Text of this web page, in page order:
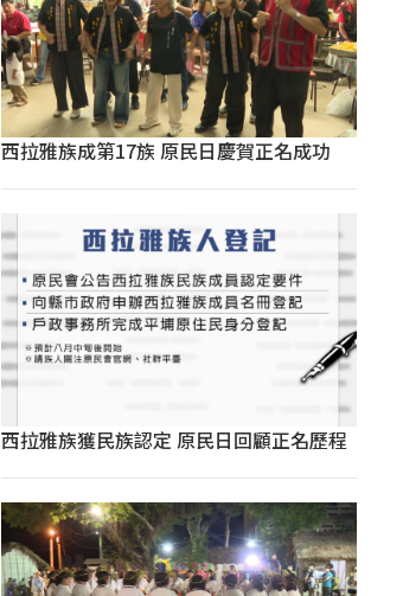
西拉雅族成第17族 原民日慶賀正名成功
西拉雅族獲民族認定 原民日回顧正名歷程